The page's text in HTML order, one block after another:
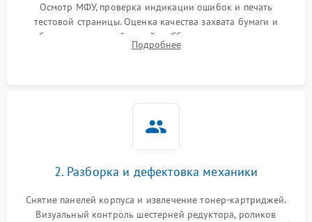
Осмотр МФУ, проверка индикации ошибок и печать
тестовой страницы. Оценка качества захвата бумаги и
работы сканирующей линейки. Сбор данных о замятиях,
дефектах изображения или посторонних шумах при работе.
Подробнее
2. Разборка и дефектовка механики
Снятие панелей корпуса и извлечение тонер-картриджей.
Визуальный контроль шестерней редуктора, роликов